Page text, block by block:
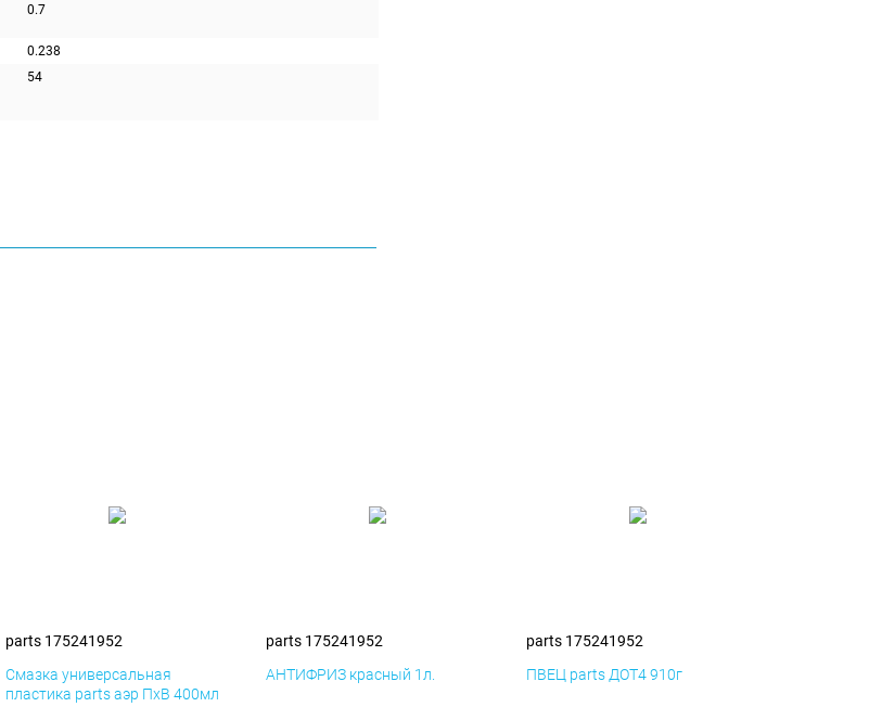
0.7
0.238
54
parts 175241952
Смазка универсальная
пластика parts аэр ПхВ 400мл
parts 175241952
АНТИФРИЗ красный 1л.
parts 175241952
ПВЕЦ parts ДОТ4 910г